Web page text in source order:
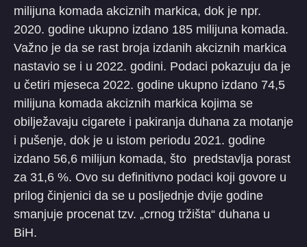
milijuna komada akciznih markica, dok je npr.
2020. godine ukupno izdano 185 milijuna komada.
Važno je da se rast broja izdanih akciznih markica
nastavio se i u 2022. godini. Podaci pokazuju da je
u četiri mjeseca 2022. godine ukupno izdano 74,5
milijuna komada akciznih markica kojima se
obilježavaju cigarete i pakiranja duhana za motanje
i pušenje, dok je u istom periodu 2021. godine
izdano 56,6 milijun komada, što predstavlja porast
za 31,6 %. Ovo su definitivno podaci koji govore u
prilog činjenici da se u posljednje dvije godine
smanjuje procenat tzv. „crnog tržišta“ duhana u
BiH.